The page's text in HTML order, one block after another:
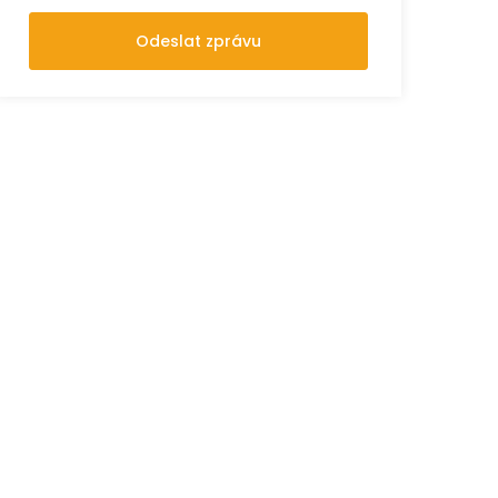
Odeslat zprávu